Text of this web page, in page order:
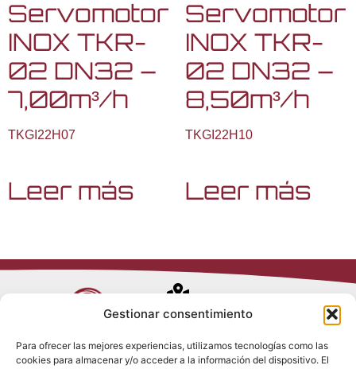
Gestionar consentimiento
Para ofrecer las mejores experiencias, utilizamos tecnologías como las
cookies para almacenar y/o acceder a la información del dispositivo. El
Servomotor
INOX TKR-
02 DN32 –
7,00m³/h
TKGI22H07
Leer más
Servomotor
INOX TKR-
02 DN32 –
8,50m³/h
TKGI22H10
Leer más
Avenida de
28017 Madrid
Política de